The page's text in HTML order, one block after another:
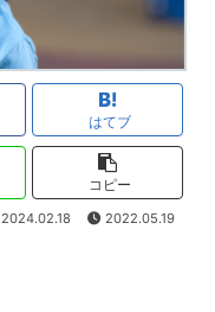
はてブ
コピー
2024.02.18 2022.05.19